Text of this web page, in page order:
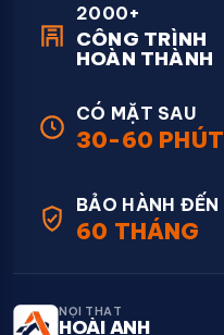
2000+
CÔNG TRÌNH
HOÀN THÀNH
CÓ MẶT SAU
30-60 PHÚT
BẢO HÀNH ĐẾN
60 THÁNG
NỘI THẤT
HOÀI ANH